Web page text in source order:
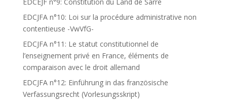
EDCJFA n°10: Loi sur la procédure administrative non
contentieuse -VwVfG-
EDCJFA n°11: Le statut constitutionnel de
l’enseignement privé en France, éléments de
comparaison avec le droit allemand
EDCJFA n°12: Einführung in das französische
Verfassungsrecht (Vorlesungsskript)